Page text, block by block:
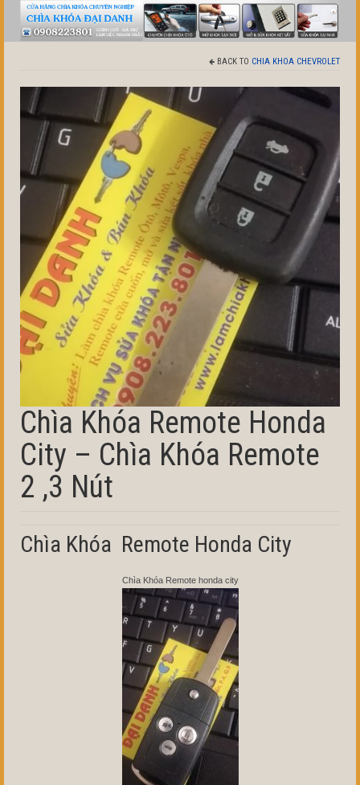
BACK TO CHIA KHOA CHEVROLET
Chìa Khóa Remote Honda
City – Chìa Khóa Remote
2 ,3 Nút
Chìa Khóa Remote Honda City
Chìa Khóa Remote honda city